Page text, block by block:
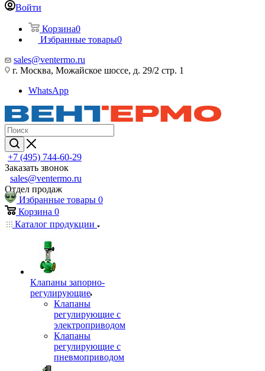
Войти
Корзина0
Избранные товары0
sales@ventermo.ru
г. Москва, Можайское шоссе, д. 29/2 стр. 1
WhatsApp
+7 (495) 744-60-29
Заказать звонок
sales@ventermo.ru
Отдел продаж
Избранные товары 0
Корзина 0
Каталог продукции
Клапаны запорно-
регулирующие
Клапаны
регулирующие с
электроприводом
Клапаны
регулирующие с
пневмоприводом